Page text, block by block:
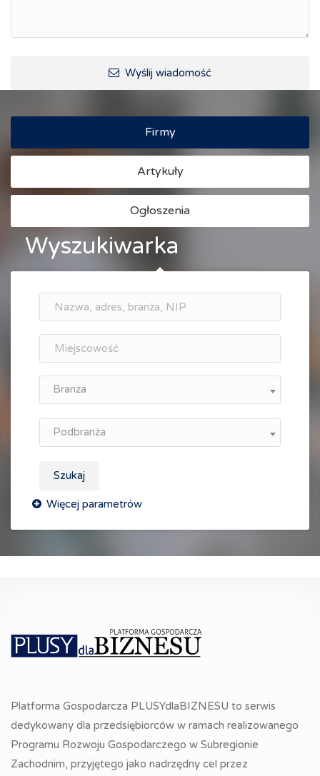
Wyślij wiadomość
Firmy
Artykuły
Ogłoszenia
Wyszukiwarka
Branża
Podbranża
Szukaj
Platforma Gospodarcza PLUSYdlaBIZNESU to serwis
dedykowany dla przedsiębiorców w ramach realizowanego
Programu Rozwoju Gospodarczego w Subregionie
Zachodnim, przyjętego jako nadrzędny cel przez